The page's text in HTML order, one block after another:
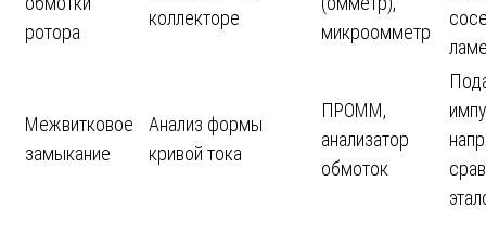
ротора
коллекторе
микроомметр
Межвитковое
замыкание
Анализ формы
кривой тока
ПРОММ,
анализатор
обмоток